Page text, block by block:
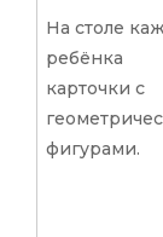
На столе
ребёнка
карточки с
фигурами.